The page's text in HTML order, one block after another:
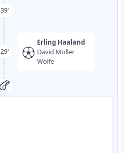
39'
29'
Erling Haaland
David Moller
Wolfe